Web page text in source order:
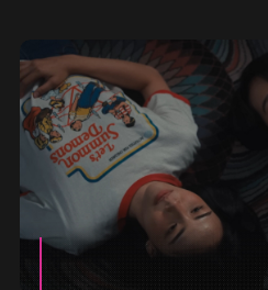
มากมายอาทิ‘นิโครติน’, ‘ดอกไม้ไฟ’,
เพลง‘เจ้าของที่’ที่ฮอตติดกระแสกว
ติดชาร์ต Radio นานหลายสัปดาห์ ร
Q.E.Dหรือคำจำกัดความสั้นๆ ว่า ‘
ชีวิต ที่สะสมประสบการณ์และเรื่องร
ฟัง“เก่งจริงๆ ที่ทำอย่างนี้อยากปรบ
(Heartless)พร้อมกับความรู้สึกสีเ
สัมพันธ์ทุกรูปแบบ ไม่ว่าจะเป็นครอบ
เคยแตกสลายด้วยคำโกหกจากคนที่
ตัวแทนความรู้สึกของคนที่ถูกหักหลัง
ตรงไปตรงมา และผสมความประชดป